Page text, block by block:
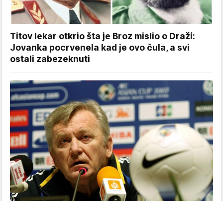
Titov lekar otkrio šta je Broz mislio o Draži:
Jovanka pocrvenela kad je ovo čula, a svi
ostali zabezeknuti